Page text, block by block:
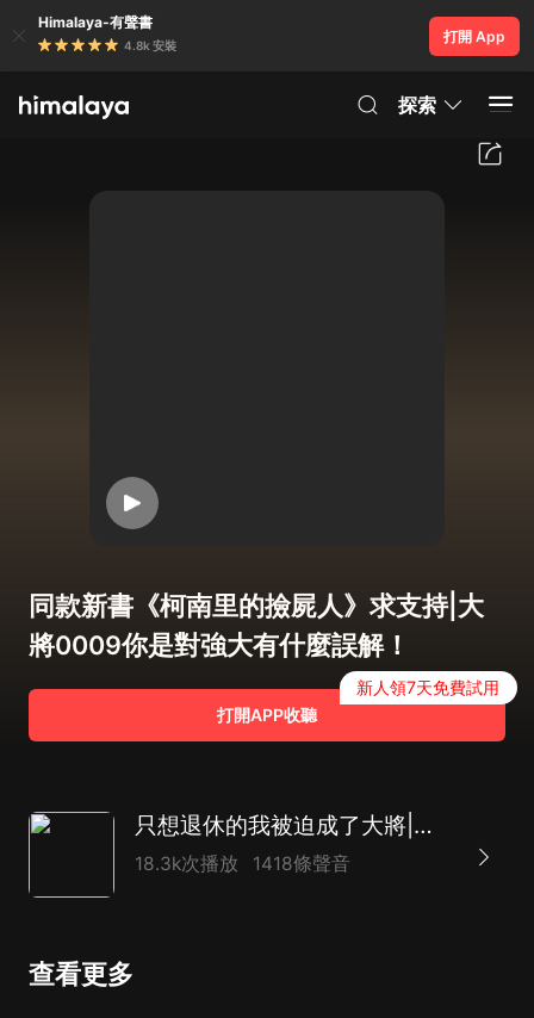
Himalaya-有聲書
4.8k 安裝
打開 App
探索
同款新書《柯南里的撿屍人》求支持|大
將0009你是對強大有什麼誤解！
打開APP收聽
新人領7天免費試用
只想退休的我被迫成了大將|海賊王同人|熱血爆笑|多人有聲劇|最強海軍|反套路
18.3k次播放 1418條聲音
查看更多